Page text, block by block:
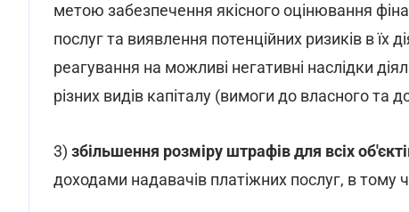
метою забезпечення якісного оцінювання
послуг та виявлення потенційних ризиків в їх
реагування на можливі негативні наслідки
різних видів капіталу (вимоги до власного та
3) збільшення розміру штрафів для всіх
доходами надавачів платіжних послуг, в тому